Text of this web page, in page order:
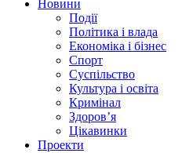
Новини
Події
Політика і влада
Економіка і бізнес
Спорт
Суспільство
Культура і освіта
Кримінал
Здоров’я
Цікавинки
Проекти